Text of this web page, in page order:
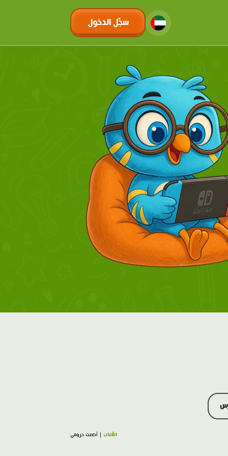
سجّل الدخول
الألعاب | أضعت حروفي